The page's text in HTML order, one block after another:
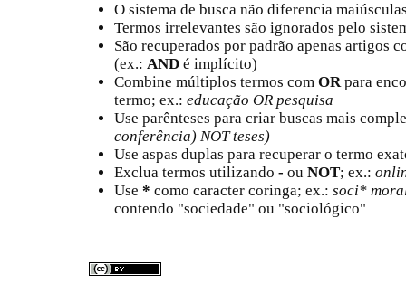
O sistema de busca não diferencia
Termos irrelevantes são ignorados pelo
São recuperados por padrão apenas artigos
(ex.: AND é implícito)
Combine múltiplos termos com ORpara
termo; ex.: educação OR pesquisa
Use parênteses para criar buscas mais
conferência) NOT teses)
Use aspas duplas para recuperar o termo
Exclua termos utilizando - ou NOT; ex.:
Use * como caracter coringa; ex.: soci*
contendo "sociedade" ou "sociológico"